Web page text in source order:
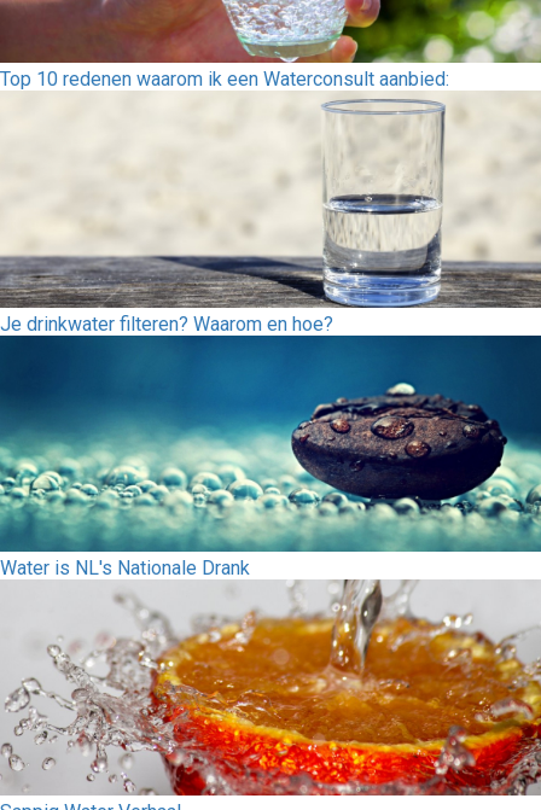
Top 10 redenen waarom ik een Waterconsult aanbied:
Je drinkwater filteren? Waarom en hoe?
Water is NL's Nationale Drank